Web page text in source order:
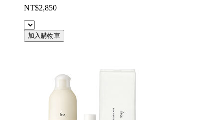
NT$2,850
加入購物車